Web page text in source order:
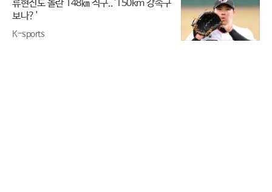
류현진도 놀란 148㎞ 직구..'150km 강속구
보나?'
K-sports